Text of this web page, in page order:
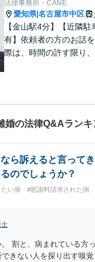
い！
法律事務所・CANE
愛知県|名古屋市中区
【金山駅4分】【近隣駐
有】依頼者の方のお話を
際は、時間の許す限り、
った対応・解決を目指
す。ぜひ、お気軽にご
ださい。
婚の法律Q&Aランキ
ら訴えると言って
のでしょうか？
い側 #慰謝料請求された側
士
割と、病まれている方
きない人を探り出す嗅